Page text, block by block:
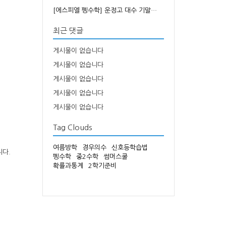
.
[에스피엘 펭수학] 운정고 대수 기말…
최근 댓글
게시물이 없습니다
게시물이 없습니다
게시물이 없습니다
게시물이 없습니다
게시물이 없습니다
Tag Clouds
여름방학 경우의수
신호등학습법
펭수학
중2수학
썸머스쿨
확률과통계
2학기준비